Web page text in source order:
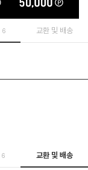
6 교환 및 배송
6 교환 및 배송